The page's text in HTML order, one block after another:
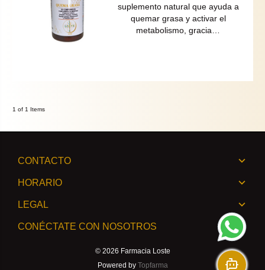
suplemento natural que ayuda a
quemar grasa y activar el
metabolismo, gracia…
1 of 1 Items
CONTACTO
HORARIO
LEGAL
CONÉCTATE CON NOSOTROS
© 2026 Farmacia Loste
Powered by Topfarma